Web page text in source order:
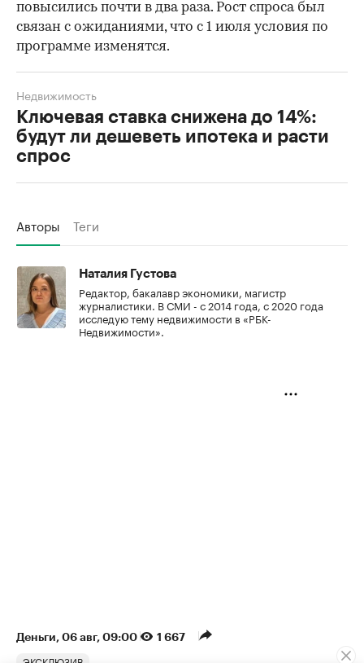
повысились почти в два раза. Рост спроса был
связан с ожиданиями, что с 1 июля условия по
программе изменятся.
Ключевая ставка снижена до 14%:
будут ли дешеветь ипотека и расти
спрос
Недвижимость
Авторы Теги
Наталия Густова
Редактор, бакалавр экономики, магистр
журналистики. В СМИ - с 2014 года, с 2020 года
исследую тему недвижимости в «РБК-
Недвижимости».
Деньги⁠, 06 авг, 09:00 1 667